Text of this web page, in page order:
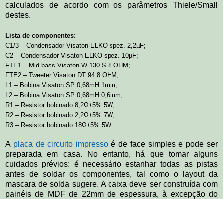
calculados de acordo com os parâmetros Thiele/Small
destes.
Lista de componentes:
C1/3 – Condensador Visaton ELKO spez. 2,2µF;
C2 – Condensador Visaton ELKO spez. 10µF;
FTE1 – Mid-bass Visaton W 130 S 8 OHM;
FTE2 – Tweeter Visaton DT 94 8 OHM;
L1 – Bobina Visaton SP 0,68mH 1mm;
L2 – Bobina Visaton SP 0,68mH 0,6mm;
R1 – Resistor bobinado 8,2Ω±5% 5W;
R2 – Resistor bobinado 2,2Ω±5% 7W;
R3 – Resistor bobinado 18Ω±5% 5W.
A placa de circuito impresso é de face simples e pode ser
preparada em casa. No entanto, há que tomar alguns
cuidados prévios: é necessário estanhar todas as pistas
antes de soldar os componentes, tal como o layout da
mascara de solda sugere. A caixa deve ser construída com
painéis de MDF de 22mm de espessura, à excepção do